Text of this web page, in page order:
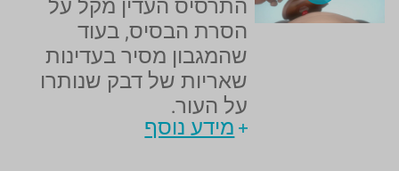
התרסיס העדין מקל על
הסרת הבסיס, בעוד
שהמגבון מסיר בעדינות
שאריות של דבק שנותרו
על העור.
מידע נוסף